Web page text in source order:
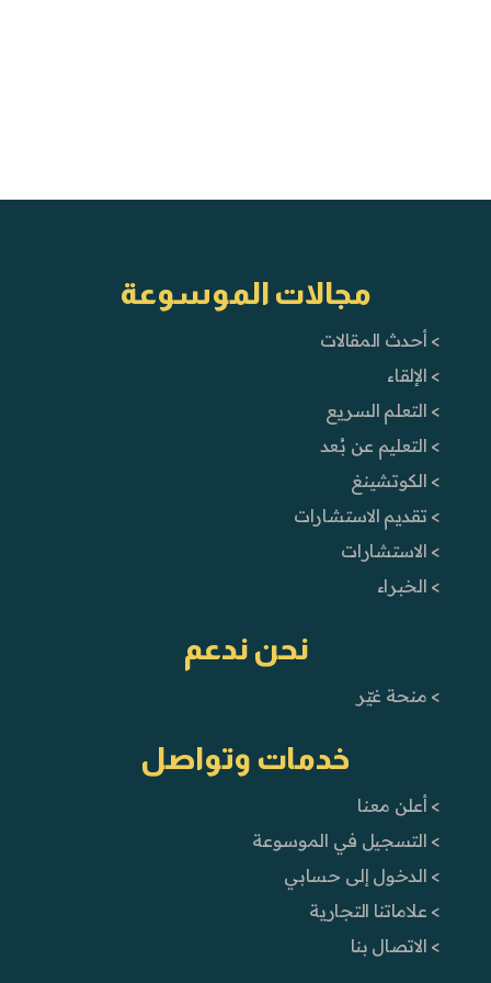
مجالات الموسوعة
> أحدث المقالات
> الإلقاء
> التعلم السريع
> التعليم عن بُعد
> الكوتشينغ
> تقديم الاستشارات
> الاستشارات
> الخبراء
نحن ندعم
> منحة غيّر
خدمات وتواصل
> أعلن معنا
> التسجيل في الموسوعة
> الدخول إلى حسابي
> علاماتنا التجارية
> الاتصال بنا